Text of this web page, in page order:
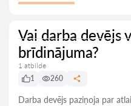
Vai darba devējs
brīdinājuma?
1 atbilde
1
260
Darba devējs paziņoja par